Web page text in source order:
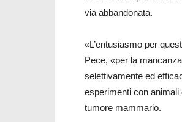
via abbandonata.
«L’entusiasmo per
Pece, «per la
selettivamente ed
esperimenti con
tumore mammario.